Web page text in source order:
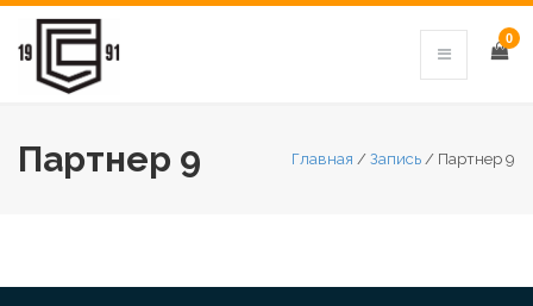
0
Партнер 9 Главная / Запись / Партнер 9